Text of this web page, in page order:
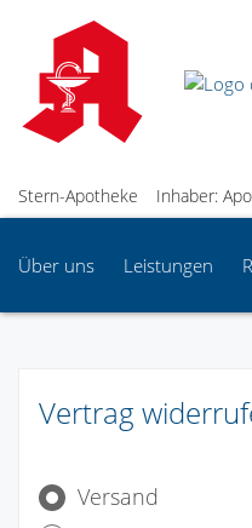
Stern-Apotheke Inhaber:
Über uns Leistungen
Vertrag
Versand